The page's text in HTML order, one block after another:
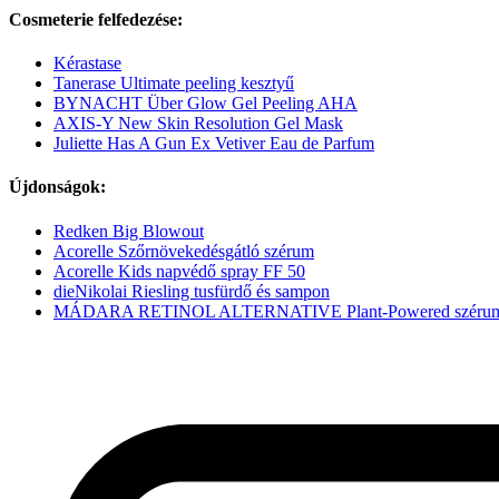
Cosmeterie felfedezése:
Kérastase
Tanerase Ultimate peeling kesztyű
BYNACHT Über Glow Gel Peeling AHA
AXIS-Y New Skin Resolution Gel Mask
Juliette Has A Gun Ex Vetiver Eau de Parfum
Újdonságok:
Redken Big Blowout
Acorelle Szőrnövekedésgátló szérum
Acorelle Kids napvédő spray FF 50
dieNikolai Riesling tusfürdő és sampon
MÁDARA RETINOL ALTERNATIVE Plant-Powered